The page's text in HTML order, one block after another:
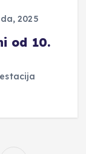
2025
od 10.